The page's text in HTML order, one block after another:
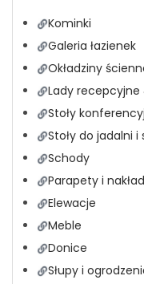
Kominki
Galeria łazienek
Okładziny
Lady recepcyjne
Stoły
Stoły do jadalni i
Schody
Parapety i
Elewacje
Meble
Donice
Słupy i